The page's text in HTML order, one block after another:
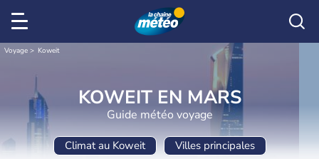
Voyage Koweit
KOWEIT EN MARS
Guide météo voyage
Climat au Koweit Villes principales